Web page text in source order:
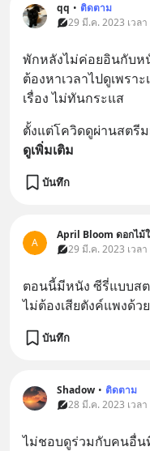
qq • ติดตาม
29 มี.ค. 2023 เวล
พักหลังไม่ค่อยอินกับห
ต้องหาเวลาไปดูเพรา
เรื่อง ไม่ทันกระแส
ตั้งแต่โควิดดูผ่านสตรี
ดูเพิ่มเติม
บันทึก
A
April Bloom ดอกไม้
29 มี.ค. 2023 เวล
ตอนนี้มีหนัง ซีรี่แบบส
ไม่ต้องเสียตังค์แพงด้ว
บันทึก
Shadow • ติดตาม
28 มี.ค. 2023 เวล
ไม่ชอบดูร่วมกับคนอื่น